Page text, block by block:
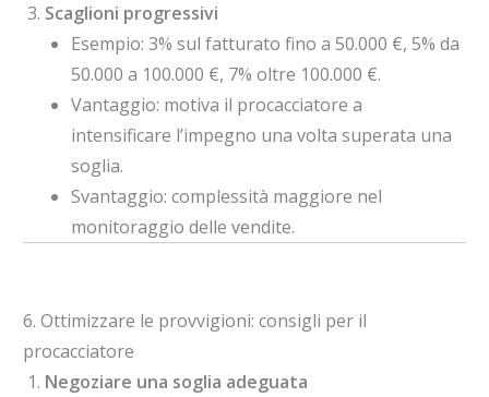
Scaglioni progressivi
Esempio: 3% sul fatturato fino a 50.000 €, 5% da
50.000 a 100.000 €, 7% oltre 100.000 €.
Vantaggio: motiva il procacciatore a
intensificare l’impegno una volta superata una
soglia.
Svantaggio: complessità maggiore nel
monitoraggio delle vendite.
6. Ottimizzare le provvigioni: consigli per il
procacciatore
Negoziare una soglia adeguata